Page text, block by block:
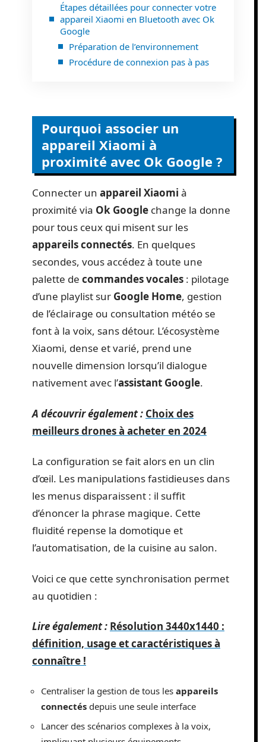
Étapes détaillées pour connecter votre
appareil Xiaomi en Bluetooth avec Ok
Google
Préparation de l’environnement
Procédure de connexion pas à pas
Pourquoi associer un
appareil Xiaomi à
proximité avec Ok Google ?
Connecter un appareil Xiaomi à
proximité via Ok Google change la donne
pour tous ceux qui misent sur les
appareils connectés. En quelques
secondes, vous accédez à toute une
palette de commandes vocales : pilotage
d’une playlist sur Google Home, gestion
de l’éclairage ou consultation météo se
font à la voix, sans détour. L’écosystème
Xiaomi, dense et varié, prend une
nouvelle dimension lorsqu’il dialogue
nativement avec l’assistant Google.
A découvrir également : Choix des
meilleurs drones à acheter en 2024
La configuration se fait alors en un clin
d’œil. Les manipulations fastidieuses dans
les menus disparaissent : il suffit
d’énoncer la phrase magique. Cette
fluidité repense la domotique et
l’automatisation, de la cuisine au salon.
Voici ce que cette synchronisation permet
au quotidien :
Lire également : Résolution 3440x1440 :
définition, usage et caractéristiques à
connaître !
Centraliser la gestion de tous les appareils
connectés depuis une seule interface
Lancer des scénarios complexes à la voix,